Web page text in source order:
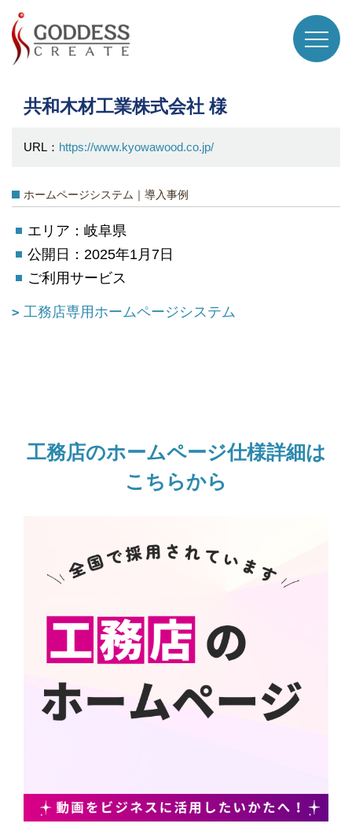
共和木材工業株式会社 様
URL： https://www.kyowawood.co.jp/
ホームページシステム｜導入事例
エリア：岐阜県
公開日：2025年1月7日
ご利用サービス
工務店専用ホームページシステム
工務店のホームページ仕様詳細は
こちらから